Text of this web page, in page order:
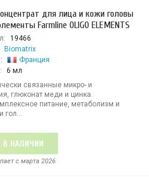
для лица и кожи головы
Farmline OLIGO ELEMENTS
19466
Biomatrix
Франция
6 мл
связанные микро- и
глюконат меди и цинка.
питание, метаболизм и
гол...
В НАЛИЧИИ
c марта 2026